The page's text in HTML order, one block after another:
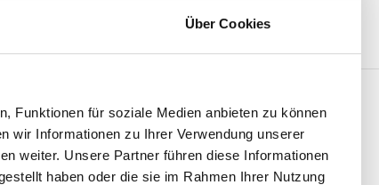
Über Cookies
Funktionen für soziale Medien anbieten zu können
wir Informationen zu Ihrer Verwendung unserer
weiter. Unsere Partner führen diese Informationen
haben oder die sie im Rahmen Ihrer Nutzung